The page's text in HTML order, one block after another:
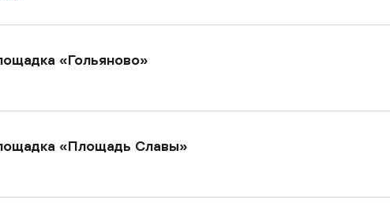
«Гольяново»
«Площадь Славы»